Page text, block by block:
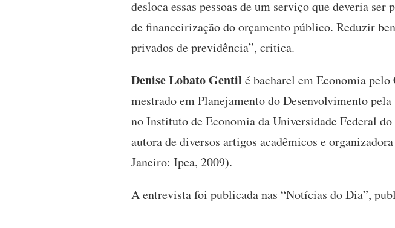
desloca essas pessoas de um serviço que deveria
de financeirização do orçamento público. Reduzir
privados de previdência”, critica.
Denise Lobato Gentil é bacharel em Economia
mestrado em Planejamento do Desenvolvimento
no Instituto de Economia da Universidade Federal
autora de diversos artigos acadêmicos e
Janeiro: Ipea, 2009).
A entrevista foi publicada nas “Notícias do Dia”,